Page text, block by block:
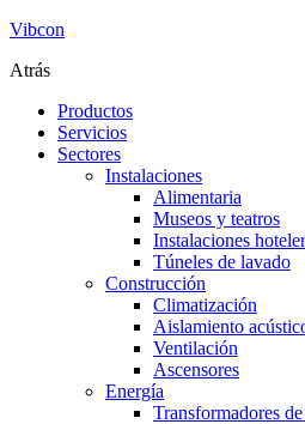
Vibcon
Atrás
Productos
Servicios
Sectores
Instalaciones
Alimentaria
Museos y teatros
Instalaciones
Túneles de lavado
Construcción
Climatización
Aislamiento
Ventilación
Ascensores
Energía
Transformadores